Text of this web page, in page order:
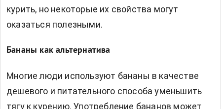
курить, но некоторые их свойства могут
оказаться полезными.
Бананы как альтернатива
Многие люди используют бананы в качестве
дешевого и питательного способа уменьшить
тягу к курению. Употребление бананов может